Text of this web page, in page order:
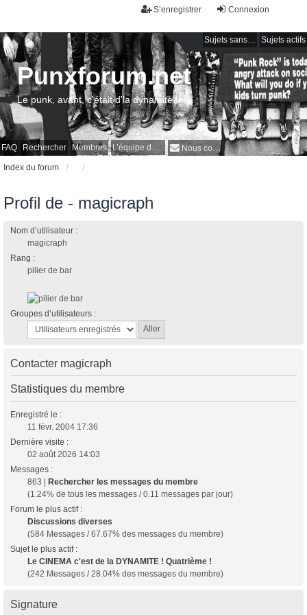
Connexion
S’enregistrer
Sujets sans réponse Sujets actifs
FAQ Rechercher Membres L’équipe du forum Nous contacter
Punxforum.net
Le punk, avant, c'était d'la dynamite !
Index du forum
Profil de - magicraph
Nom d’utilisateur :
magicraph
Rang :
pilier de bar
Groupes d’utilisateurs :
Contacter magicraph
Statistiques du membre
Enregistré le :
11 févr. 2004 17:36
Dernière visite :
02 août 2026 14:03
Messages :
863 | Rechercher les messages du membre
(1.24% de tous les messages / 0.11 messages par jour)
Forum le plus actif :
Discussions diverses
(584 Messages / 67.67% des messages du membre)
Sujet le plus actif :
Le CINEMA c'est de la DYNAMITE ! Quatrième !
(242 Messages / 28.04% des messages du membre)
Signature